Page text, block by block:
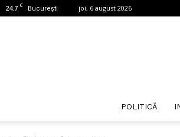
24.7 C București joi, 6 august 2026
POLITICĂ